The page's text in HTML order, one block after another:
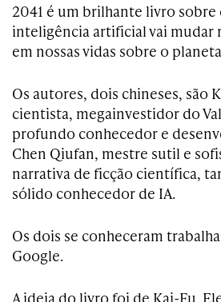
2041 é um brilhante livro sobre
inteligência artificial vai mudar
em nossas vidas sobre o
Os autores, dois chineses, são
cientista, megainvestidor do
profundo conhecedor e
Chen Qiufan, mestre sutil e
narrativa de ficção científica,
sólido conhecedor de IA.
Os dois se conheceram
Google.
A ideia do livro foi de Kai-Fu.